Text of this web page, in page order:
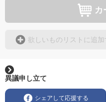
カ
欲しいものリストに追加
異議申し立て
シェアして応援する